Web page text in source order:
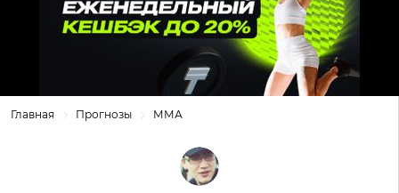
Главная Прогнозы ММА